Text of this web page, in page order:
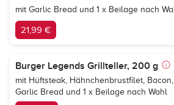
mit Garlic Bread und 1 x Beilage nach
21,99 €
Burger Legends Grillteller, 200 g
mit Hüftsteak, Hähnchenbrustfilet, Bacon,
Garlic Bread und 1 x Beilage nach Wahl